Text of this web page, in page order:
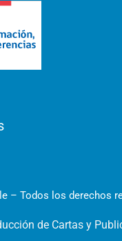
– Todos los derechos
de Cartas y